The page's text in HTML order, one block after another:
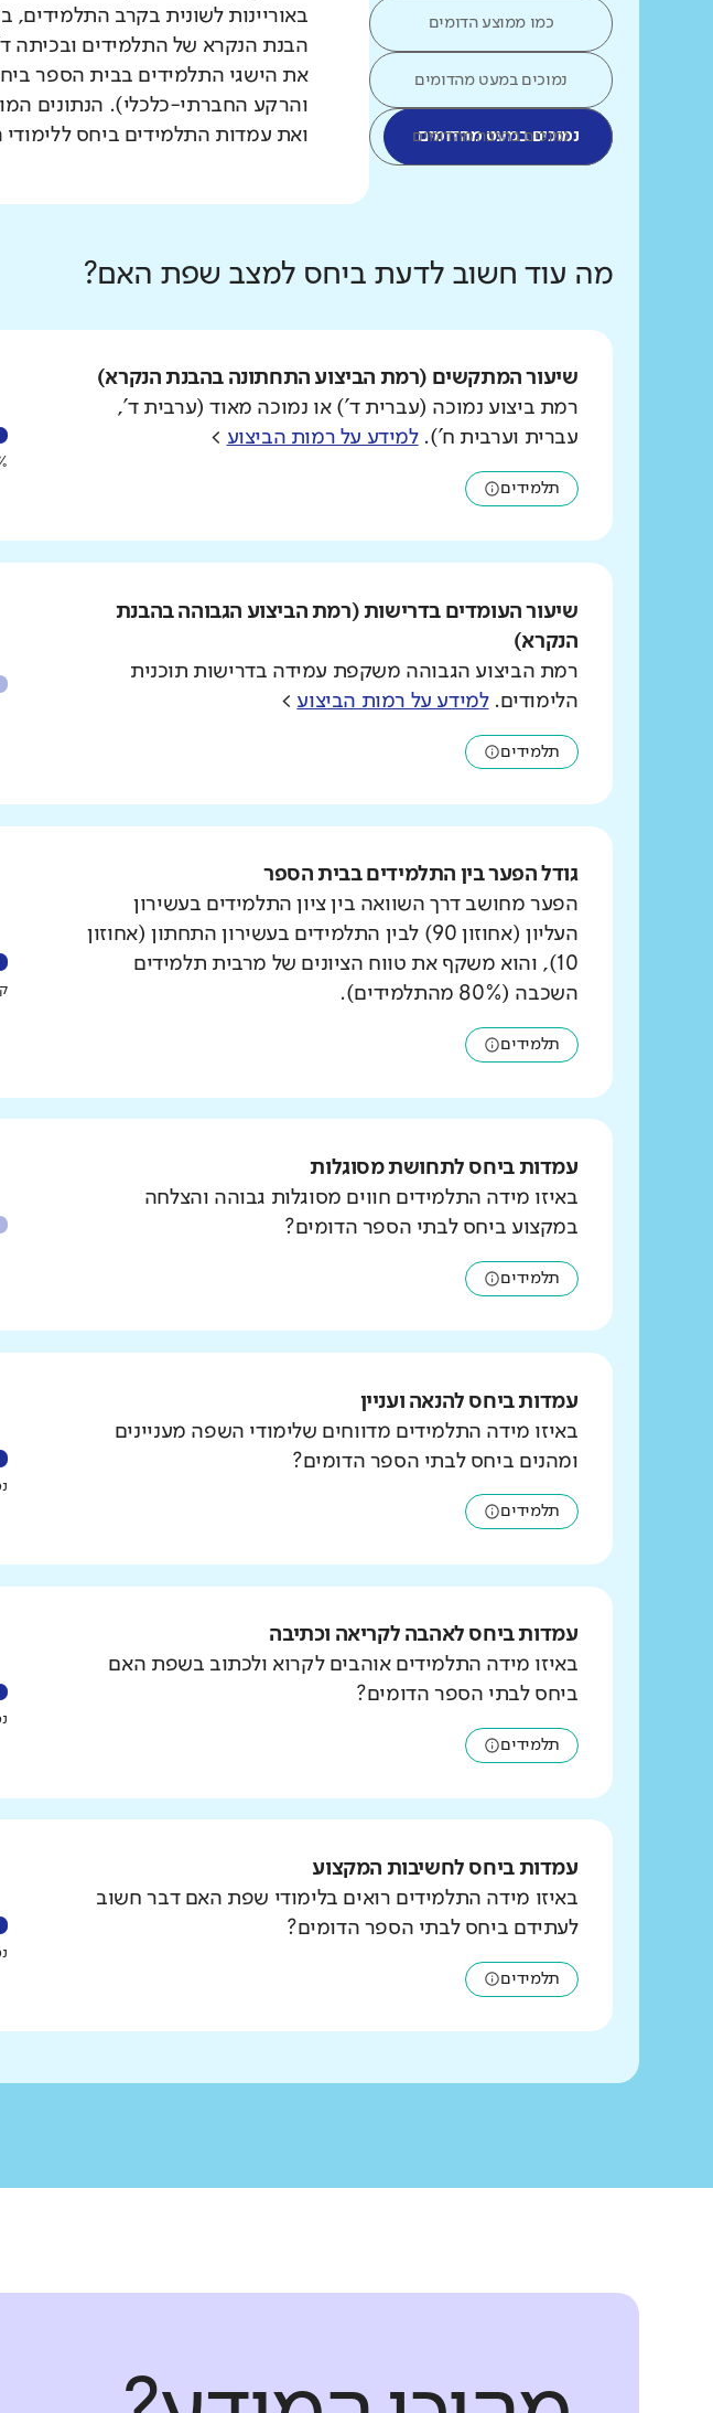
כמו ממוצע הדומים
נמוכים במעט מהדומים
נמוכים במעט מהדומים
נמוכים בהרבה מהדומים
באוריינות לשונית בקרב התלמידים,
הבנת הנקרא של התלמידים ובכיתה
את הישגי התלמידים בבית הספר
והרקע החברתי-כלכלי). הנתונים
ואת עמדות התלמידים ביחס
מה עוד חשוב לדעת ביחס למצב שפת האם?
שיעור המתקשים (רמת הביצוע התחתונה בהבנת הנקרא)
רמת ביצוע נמוכה (עברית ד') או נמוכה מאוד (ערבית ד',
עברית וערבית ח').למידע על רמות הביצוע >
תלמידים
שיעור העומדים בדרישות (רמת הביצוע הגבוהה בהבנת
הנקרא)
רמת הביצוע הגבוהה משקפת עמידה בדרישות תוכנית
הלימודים.למידע על רמות הביצוע >
תלמידים
גודל הפער בין התלמידים בבית הספר
הפער מחושב דרך השוואה בין ציון התלמידים בעשירון
העליון (אחוזון 90) לבין התלמידים בעשירון התחתון (אחוזון
10), והוא משקף את טווח הציונים של מרבית תלמידים
השכבה (80% מהתלמידים).
תלמידים
עמדות ביחס לתחושת מסוגלות
באיזו מידה התלמידים חווים מסוגלות גבוהה והצלחה
במקצוע ביחס לבתי הספר הדומים?
תלמידים
עמדות ביחס להנאה ועניין
באיזו מידה התלמידים מדווחים שלימודי השפה מעניינים
ומהנים ביחס לבתי הספר הדומים?
תלמידים
עמדות ביחס לאהבה לקריאה וכתיבה
באיזו מידה התלמידים אוהבים לקרוא ולכתוב בשפת האם
ביחס לבתי הספר הדומים?
תלמידים
עמדות ביחס לחשיבות המקצוע
באיזו מידה התלמידים רואים בלימודי שפת האם דבר חשוב
לעתידם ביחס לבתי הספר הדומים?
תלמידים